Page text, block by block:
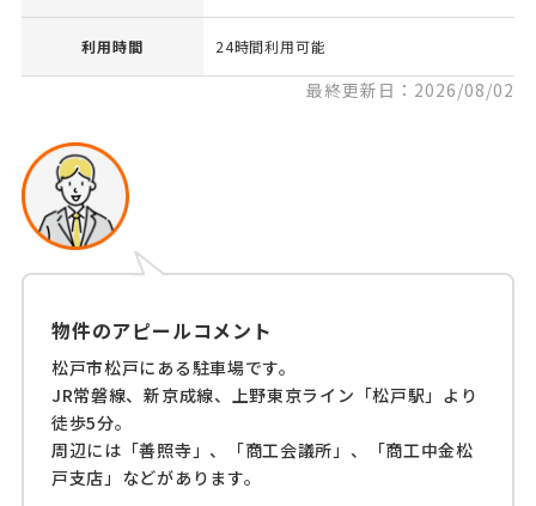
利用時間 24時間利用可能
最終更新日：2026/08/02
物件のアピールコメント
松戸市松戸にある駐車場です。
JR常磐線、新京成線、上野東京ライン「松戸駅」より
徒歩5分。
周辺には「善照寺」、「商工会議所」、「商工中金松
戸支店」などがあります。